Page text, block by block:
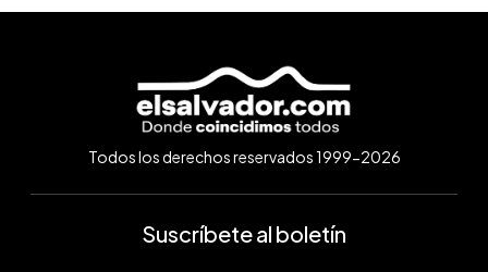
Todos los derechos reservados 1999-2026
Suscríbete al boletín